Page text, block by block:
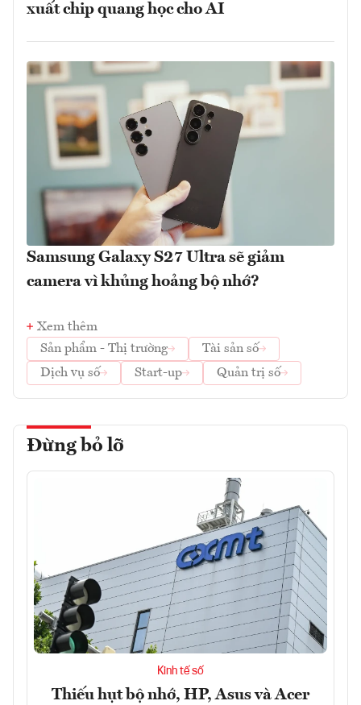
xuất chip quang học cho AI
Samsung Galaxy S27 Ultra sẽ giảm
camera vì khủng hoảng bộ nhớ?
Xem thêm
Sản phẩm - Thị trường
Tài sản số
Dịch vụ số
Start-up Quản trị số
Đừng bỏ lỡ
Kinh tế số
Thiếu hụt bộ nhớ, HP, Asus và Acer